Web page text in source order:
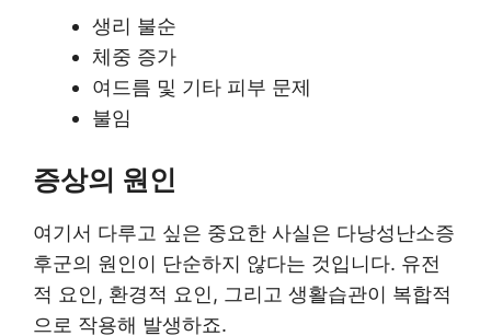
생리 불순
체중 증가
여드름 및 기타 피부 문제
불임
증상의 원인
여기서 다루고 싶은 중요한 사실은 다낭성난소증
후군의 원인이 단순하지 않다는 것입니다. 유전
적 요인, 환경적 요인, 그리고 생활습관이 복합적
으로 작용해 발생하죠.